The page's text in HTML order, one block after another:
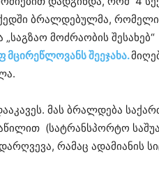
ბრალდებულმა,
მოძრაობის შესახებ“
მცირეწლოვანს შეეჯახა.
მას ბრალდება
(სატრანსპორტო
რამაც ადამიანის